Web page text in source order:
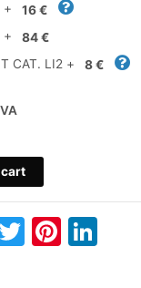
+
16 €
+
84 €
CAT. LI2 + 8 €
Twitter